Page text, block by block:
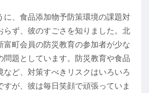
に、食品添加物予防策環境の課題対
らず、彼のすごさを知りました。北
富町会員の防災教育の参加者が少な
問題としています。防災教育や食品
など、対策すべきリスクはいろいろ
すが、彼は毎日笑顔で頑張っていま